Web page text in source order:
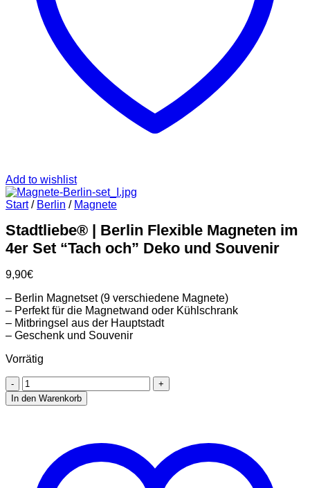
Add to wishlist
Start / Berlin / Magnete
Stadtliebe® | Berlin Flexible Magneten im
4er Set “Tach och” Deko und Souvenir
9,90€
– Berlin Magnetset (9 verschiedene Magnete)
– Perfekt für die Magnetwand oder Kühlschrank
– Mitbringsel aus der Hauptstadt
– Geschenk und Souvenir
Vorrätig
Stadtliebe®
|
Berlin
"Tach
In den Warenkorb